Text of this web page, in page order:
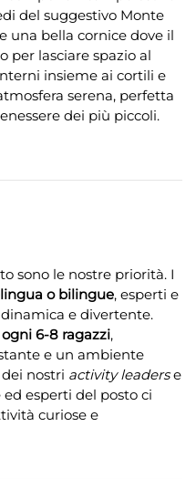
del suggestivo Monte
una bella cornice dove il
per lasciare spazio al
insieme ai cortili e
serena, perfetta
dei più piccoli.
sono le nostre priorità. I
o bilingue, esperti e
e divertente.
6-8 ragazzi,
e un ambiente
dei nostri activity leaderse
esperti del posto ci
curiose e